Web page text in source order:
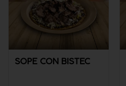
SOPE CON BISTEC